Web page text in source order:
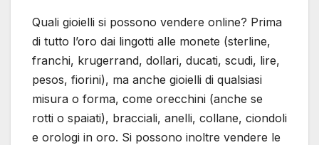
Quali gioielli si possono vendere online? Prima
di tutto l’oro dai lingotti alle monete (sterline,
franchi, krugerrand, dollari, ducati, scudi, lire,
pesos, fiorini), ma anche gioielli di qualsiasi
misura o forma, come orecchini (anche se
rotti o spaiati), bracciali, anelli, collane, ciondoli
e orologi in oro. Si possono inoltre vendere le